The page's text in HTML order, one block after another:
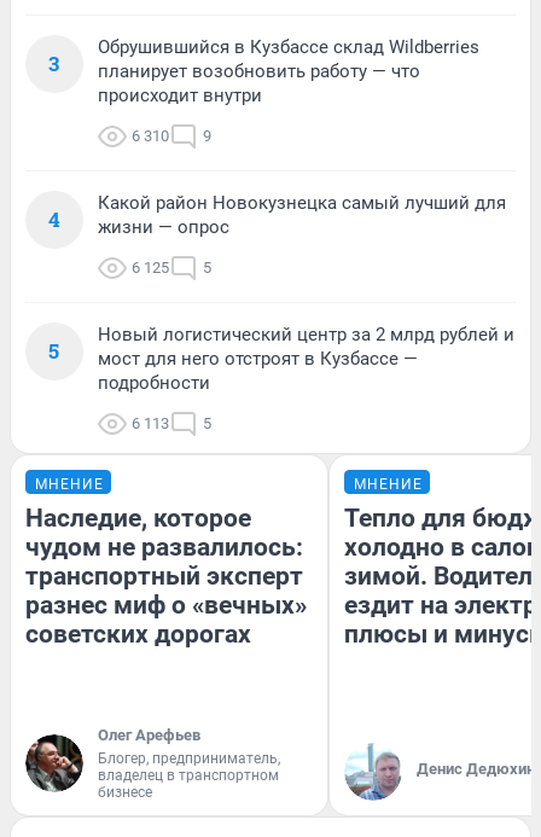
3
Обрушившийся в Кузбассе склад Wildberries
планирует возобновить работу — что
происходит внутри
6 310 9
4
Какой район Новокузнецка самый лучший для
жизни — опрос
6 125 5
5
Новый логистический центр за 2 млрд рублей и
мост для него отстроят в Кузбассе —
подробности
6 113 5
МНЕНИЕ
Наследие, которое
чудом не развалилось:
транспортный эксперт
разнес миф о «вечных»
советских дорогах
Олег Арефьев
Блогер, предприниматель,
владелец в транспортном
бизнесе
МНЕНИЕ
Тепло для
холодно в
зимой.
ездит на
плюсы и
Денис Дедюхин